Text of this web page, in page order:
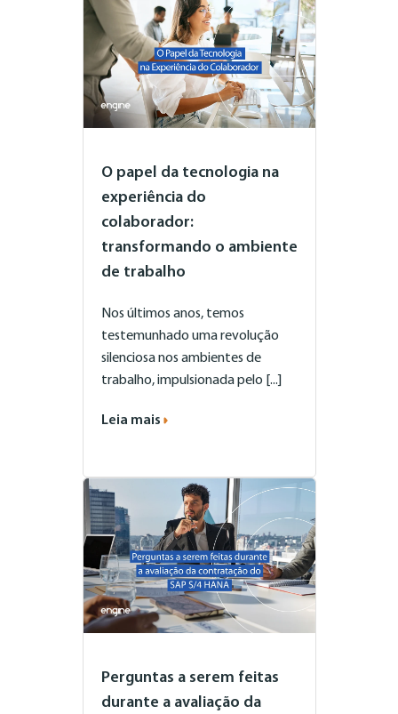
O papel da tecnologia na
experiência do
colaborador:
transformando o ambiente
de trabalho
Nos últimos anos, temos
testemunhado uma revolução
silenciosa nos ambientes de
trabalho, impulsionada pelo [...]
Leia mais
Perguntas a serem feitas
durante a avaliação da